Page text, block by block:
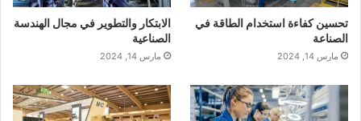
تحسين كفاءة استخدام الطاقة في
الصناعة
مارس 14, 2024
الابتكار والتطوير في مجال الهندسة
الصناعية
مارس 14, 2024